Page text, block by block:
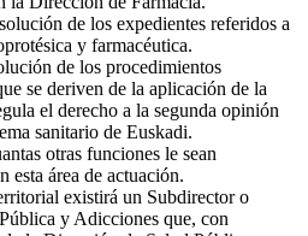
de los expedientes referidos a
y farmacéutica.
de los procedimientos
se deriven de la aplicación de la
el derecho a la segunda opinión
sanitario de Euskadi.
otras funciones le sean
esta área de actuación.
existirá un Subdirector o
y Adicciones que, con